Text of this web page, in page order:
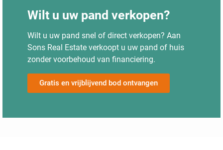
Wilt u uw pand verkopen?
Wilt u uw pand snel of direct verkopen? Aan
Sons Real Estate verkoopt u uw pand of huis
zonder voorbehoud van financiering.
Gratis en vrijblijvend bod ontvangen